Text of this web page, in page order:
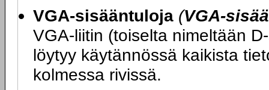
VGA-sisääntuloja (VGA-
VGA-liitin (toiselta nimeltään
löytyy käytännössä kaikista
kolmessa rivissä.